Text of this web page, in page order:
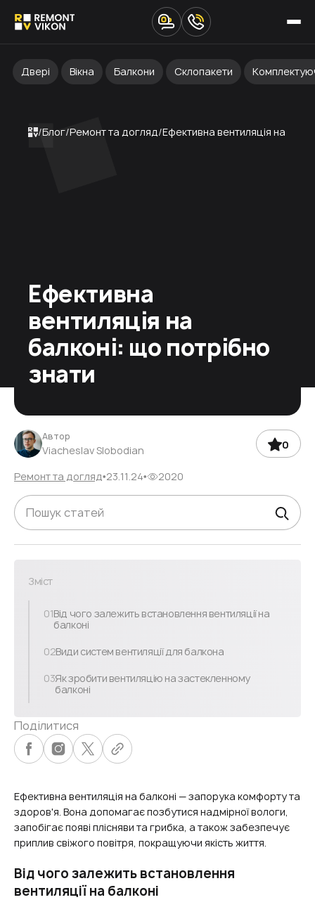
Двері Вікна Балкони Склопакети
Блог Ремонт та догляд Ефективна вентиляція на
Ефективна
вентиляція на
балконі: що потрібно
знати
Автор
Viacheslav Slobodian 0
Ремонт та догляд 23.11.24 2020
Зміст
01Від чого залежить встановлення вентиляції на
балконі
02Види систем вентиляції для балкона
03Як зробити вентиляцію на застекленному
балконі​
Поділитися
Ефективна вентиляція на балконі — запорука комфорту та
здоров'я. Вона допомагає позбутися надмірної вологи,
запобігає появі плісняви ​​та грибка, а також забезпечує
приплив свіжого повітря, покращуючи якість життя.
Від чого залежить встановлення
вентиляції на балконі